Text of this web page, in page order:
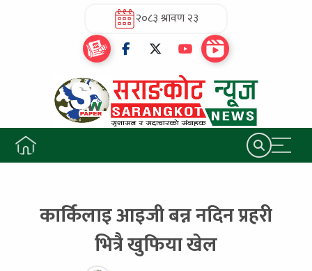
२०८३ श्रावण २३
कार्किलाइ आइजी बन्न नदिन प्रहरी
भित्रै खुफिया खेल